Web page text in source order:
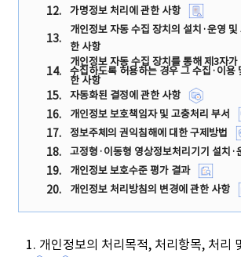
12. 가명정보 처리에 관한 사항
13.
개인정보 자동 수집 장치의 설치·운영 및
한 사항
14.
개인정보 자동 수집 장치를 통해 제3자
수집하도록 허용하는 경우 그 수집·이용
한 사항
15. 자동화된 결정에 관한 사항
16. 개인정보 보호책임자 및 고충처리 부서
17. 정보주체의 권익침해에 대한 구제방법
18. 고정형·이동형 영상정보처리기기 설치·
19. 개인정보 보호수준 평가 결과
20. 개인정보 처리방침의 변경에 관한 사항
1. 개인정보의 처리목적, 처리항목, 처리